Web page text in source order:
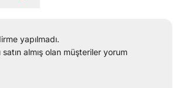
yapılmadı.
almış olan müşteriler yorum